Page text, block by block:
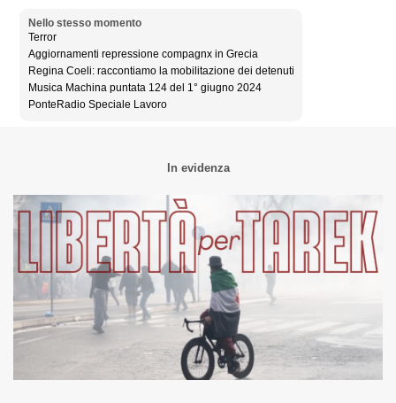
Nello stesso momento
Terror
Aggiornamenti repressione compagnx in Grecia
Regina Coeli: raccontiamo la mobilitazione dei detenuti
Musica Machina puntata 124 del 1° giugno 2024
PonteRadio Speciale Lavoro
In evidenza